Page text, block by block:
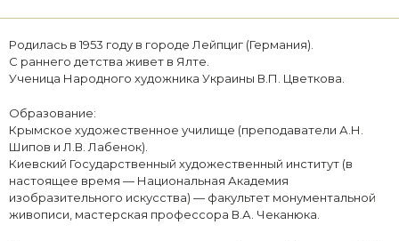
Родилась в 1953 году в городе Лейпциг (Германия).
С раннего детства живет в Ялте.
Ученица Народного художника Украины В.П. Цветкова.
Образование:
Крымское художественное училище (преподаватели А.Н.
Шипов и Л.В. Лабенок).
Киевский Государственный художественный институт (в
настоящее время — Национальная Академия
изобразительного искусства) — факультет монументальной
живописи, мастерская профессора В.А. Чеканюка.